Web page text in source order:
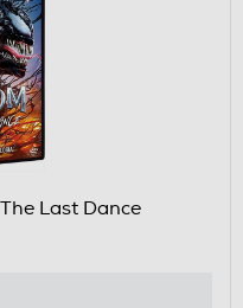
Last Dance